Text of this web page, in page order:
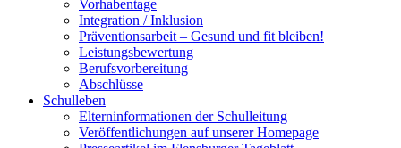
Vorhabentage
Integration / Inklusion
Präventionsarbeit – Gesund und fit bleiben!
Leistungsbewertung
Berufsvorbereitung
Abschlüsse
Schulleben
Elterninformationen der Schulleitung
Veröffentlichungen auf unserer Homepage